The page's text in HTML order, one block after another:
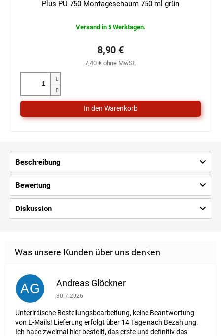
Plus PU 750 Montageschaum 750 ml grün
Versand in 5 Werktagen.
7,40 € ohne MwSt.
8,90 €
Beschreibung
Bewertung
Diskussion
AG Andreas Glöckner
Die Shop-Bewertung beträgt 1 von 5 Sternen.
30.7.2026
Unterirdische Bestellungsbearbeitung, keine Beantwortung
von E-Mails! Lieferung erfolgt über 14 Tage nach Bezahlung.
Ich habe zweimal hier bestellt, das erste und definitiv das